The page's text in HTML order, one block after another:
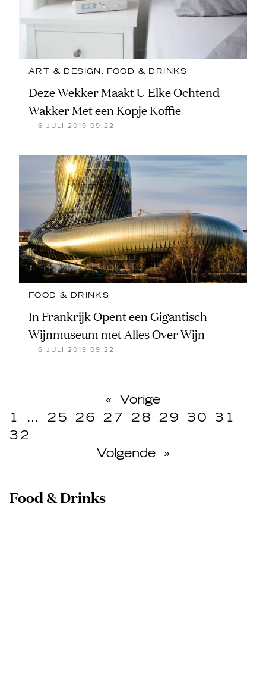
ART & DESIGN FOOD & DRINKS
Deze Wekker Maakt U Elke Ochtend
Wakker Met een Kopje Koffie
6 JULI 2019 09:22
FOOD & DRINKS
In Frankrijk Opent een Gigantisch
Wijnmuseum met Alles Over Wijn
6 JULI 2019 09:22
«
Vorige
1
… 25 26 27 28 29 30
31
32
Volgende
»
Food & Drinks